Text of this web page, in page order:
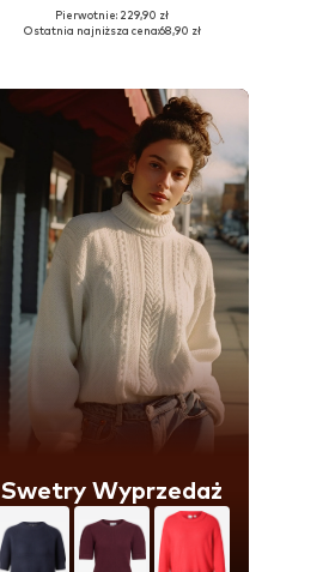
Dostępne rozmiary: XS, S, M, L, XL
Pierwotnie: 229,90 zł
Ostatnia najniższa cena:68,90 zł
Swetry Wyprzedaż